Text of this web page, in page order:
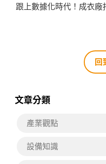
跟上數據化時代！成衣
回
文章分類
產業觀點
設備知識